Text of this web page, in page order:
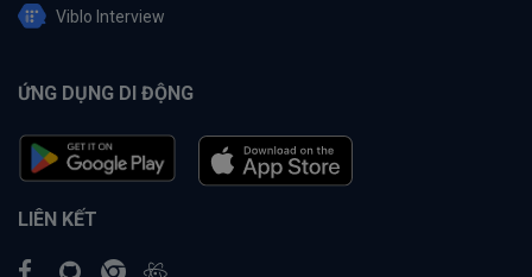
Viblo Interview
ỨNG DỤNG DI ĐỘNG
LIÊN KẾT